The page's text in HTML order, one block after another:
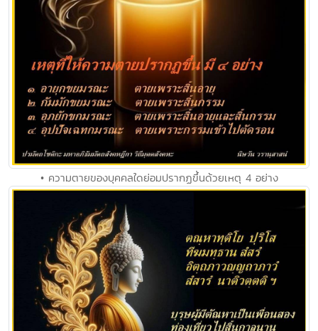
• ความตายของบุคคลใดย่อมปรากฏขึ้นด้วยเหตุ 4 อย่าง